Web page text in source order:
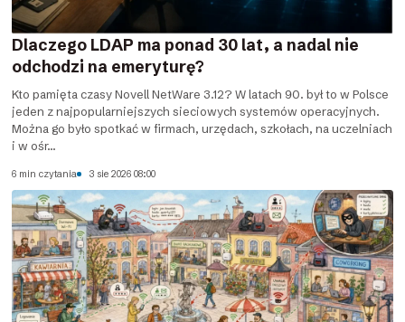
Dlaczego LDAP ma ponad 30 lat, a nadal nie
odchodzi na emeryturę?
Kto pamięta czasy Novell NetWare 3.12? W latach 90. był to w Polsce
jeden z najpopularniejszych sieciowych systemów operacyjnych.
Można go było spotkać w firmach, urzędach, szkołach, na uczelniach
i w ośr...
6 min czytania 3 sie 2026 08:00